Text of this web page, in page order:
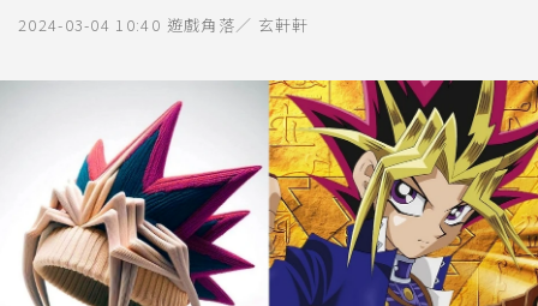
2024-03-04 10:40 遊戲角落／ 玄軒軒